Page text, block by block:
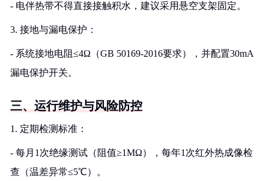
- 电伴热带不得直接接触积水，建议采用悬空支架固定。
3. 接地与漏电保护：
- 系统接地电阻≤4Ω（GB 50169-2016要求），并配置30mA
漏电保护开关。
三、运行维护与风险防控
1. 定期检测标准：
- 每月1次绝缘测试（阻值≥1MΩ），每年1次红外热成像检
查（温差异常≤5℃）。